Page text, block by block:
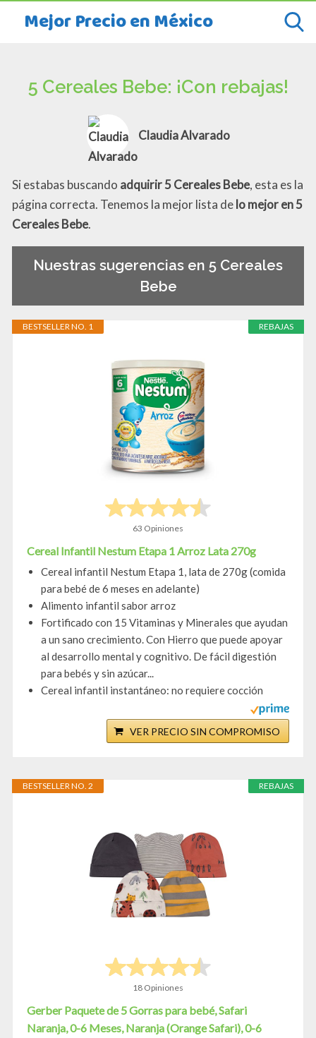
Mejor Precio en México
5 Cereales Bebe: ¡Con rebajas!
Claudia Alvarado
Si estabas buscando adquirir 5 Cereales Bebe, esta es la
página correcta. Tenemos la mejor lista delo mejor en 5
Cereales Bebe.
Nuestras sugerencias en 5 Cereales
Bebe
REBAJAS
BESTSELLER NO. 1
63 Opiniones
Cereal Infantil Nestum Etapa 1 Arroz Lata 270g
Cereal infantil Nestum Etapa 1, lata de 270g (comida
para bebé de 6 meses en adelante)
Alimento infantil sabor arroz
Fortificado con 15 Vitaminas y Minerales que ayudan
a un sano crecimiento. Con Hierro que puede apoyar
al desarrollo mental y cognitivo. De fácil digestión
para bebés y sin azúcar...
Cereal infantil instantáneo: no requiere cocción
VER PRECIO SIN COMPROMISO
REBAJAS
BESTSELLER NO. 2
18 Opiniones
Gerber Paquete de 5 Gorras para bebé, Safari
Naranja, 0-6 Meses, Naranja (Orange Safari), 0-6